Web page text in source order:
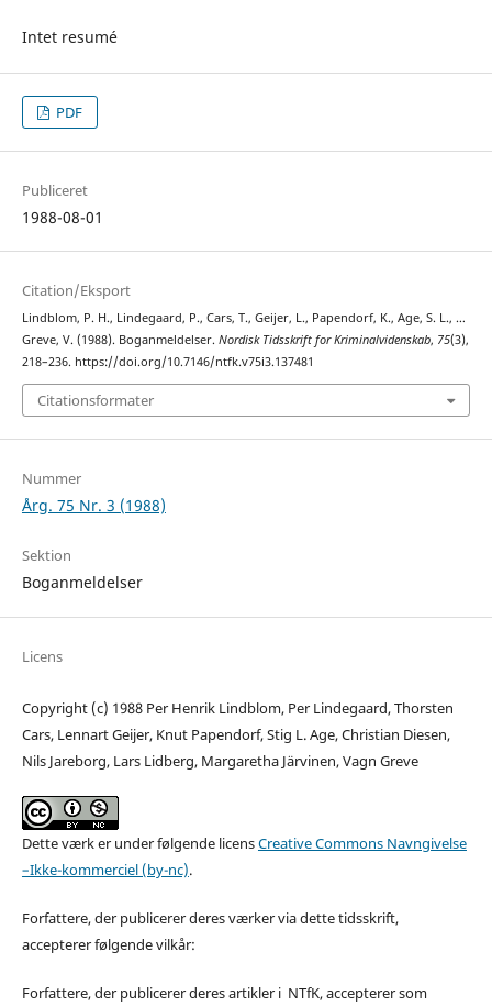
Intet resumé
PDF
Publiceret
1988-08-01
Citation/Eksport
Lindblom, P. H., Lindegaard, P., Cars, T., Geijer, L., Papendorf, K., Age, S. L., …
Greve, V. (1988). Boganmeldelser. Nordisk Tidsskrift for Kriminalvidenskab, 75(3),
218–236. https://doi.org/10.7146/ntfk.v75i3.137481
Citationsformater
Nummer
Årg. 75 Nr. 3 (1988)
Sektion
Boganmeldelser
Licens
Copyright (c) 1988 Per Henrik Lindblom, Per Lindegaard, Thorsten
Cars, Lennart Geijer, Knut Papendorf, Stig L. Age, Christian Diesen,
Nils Jareborg, Lars Lidberg, Margaretha Järvinen, Vagn Greve
Dette værk er under følgende licensCreative Commons Navngivelse
–Ikke-kommerciel (by-nc).
Forfattere, der publicerer deres værker via dette tidsskrift,
accepterer følgende vilkår:
Forfattere, der publicerer deres artikler i NTfK, accepterer som